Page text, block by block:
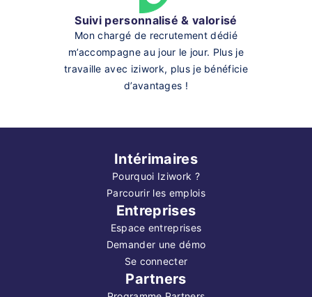
Suivi personnalisé & valorisé
Mon chargé de recrutement dédié
m’accompagne au jour le jour. Plus je
travaille avec iziwork, plus je bénéficie
d’avantages !
Intérimaires
Pourquoi Iziwork ?
Parcourir les emplois
Entreprises
Espace entreprises
Demander une démo
Se connecter
Partners